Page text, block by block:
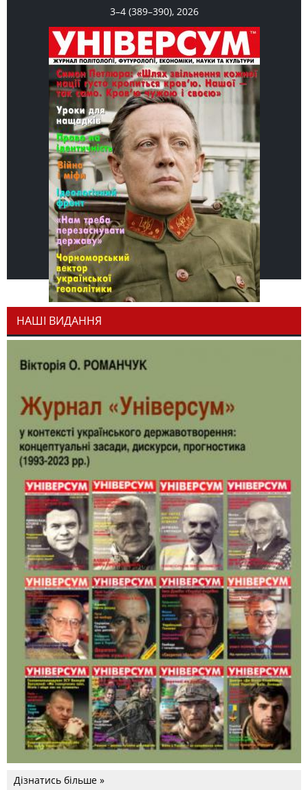
3–4 (389–390), 2026
НАШІ ВИДАННЯ
Дізнатись більше »